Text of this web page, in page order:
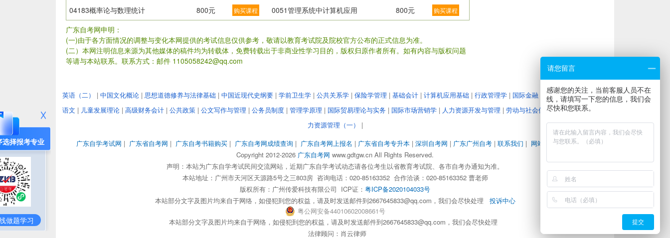
04183概率论与数理统计 800元 购买课程 0051管理系统中计算机应用 800元 购买课程
广东自考网申明：
(一)由于各方面情况的调整与变化本网提供的考试信息仅供参考，敬请以教育考试院及院校官方公布的正式信息为准。
(二）本网注明信息来源为其他媒体的稿件均为转载体，免费转载出于非商业性学习目的，版权归原作者所有。如有内容与版权问题
等请与本站联系。联系方式：邮件 1105058242@qq.com
选择报考专业
做题学习
英语（二） | 中国文化概论 | 思想道德修养与法律基础 | 中国近现代史纲要 | 学前卫生学 | 公共关系学 | 保险学管理 | 基础会计 | 计算机应用基础 | 行政管理学 | 国际金融 教育管理心理学|大学
语文 | 儿童发展理论 | 高级财务会计 | 公共政策 | 公文写作与管理 | 公务员制度 | 管理学原理 | 国际贸易理论与实务 | 国际市场营销学 | 人力资源开发与管理 | 劳动与社会保障|企业经营战略
力资源管理（一）
|
广东自学考试网 | 广东省自考网 | 广东自考书籍购买 | 广东自考网成绩查询 | 广东自考网上报名 | 广东省自考专升本 | 深圳自考网 | 广东广州自考 | 联系我们 | 网站地图|地图路径|
Copyright 2012-2026 广东自考网 www.gdtgw.cn All Rights Reserved.
声明：本站为广东自学考试民间交流网站，近期广东自学考试动态请各位考生以省教育考试院、各市自考办通知为准。
本站地址：广州市天河区天源路5号之三803房 咨询电话：020-85163352 合作洽谈：020-85163352 曹老师
版权所有： 广州传爱科技有限公司 ICP证： 粤ICP备2020104033号
本站部分文字及图片均来自于网络，如侵犯到您的权益，请及时发送邮件到2667645833@qq.com，我们会尽快处理 投诉中心
粤公网安备44010602008661号
本站部分文字及图片均来自于网络，如侵犯到您的权益，请及时发送邮件到2667645833@qq.com，我们会尽快处理
法律顾问：肖云律师
请您留言
感谢您的关注，当前客服人员不在
线，请填写一下您的信息，我们会
尽快和您联系。
提交